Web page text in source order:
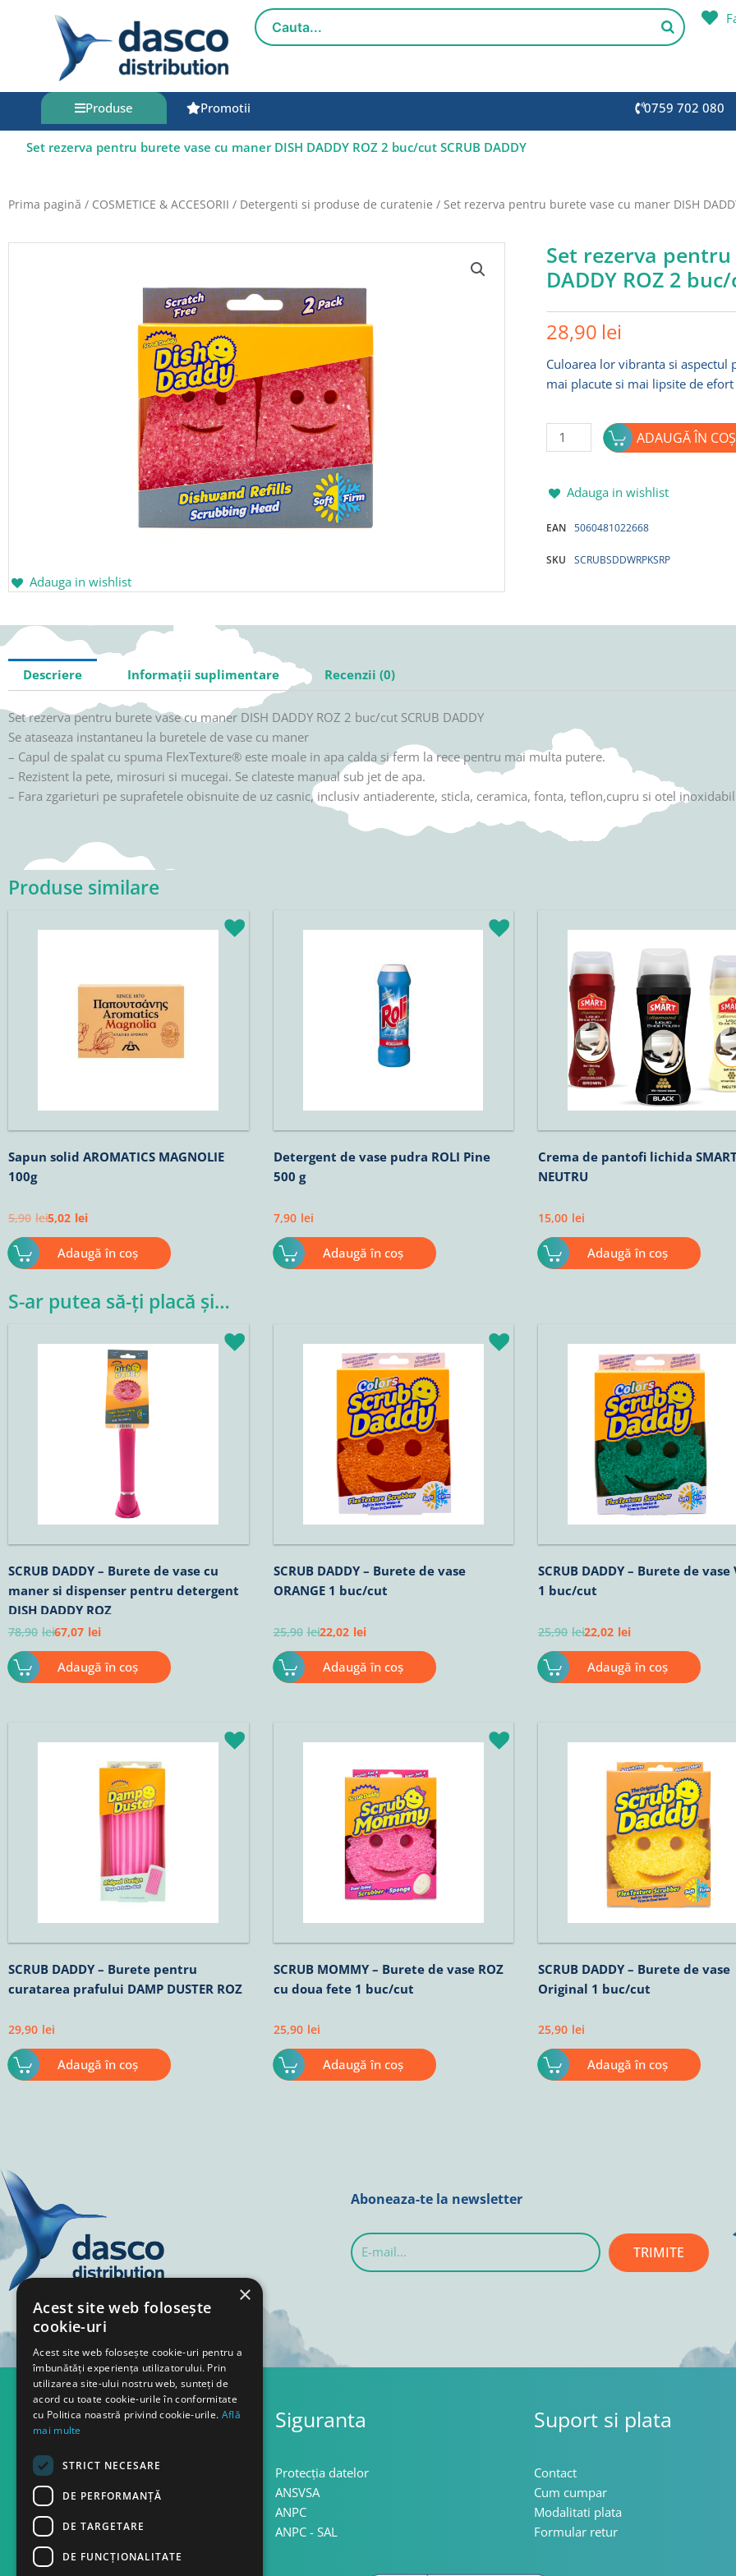
Produse Promotii 0759 702 080
Set rezerva pentru burete vase cu maner DISH DADDY ROZ 2 buc/cut SCRUB DADDY
Prima pagină / COSMETICE & ACCESORII / Detergenti si produse de curatenie / Set rezerva pentru burete vase cu maner DISH
Adauga in wishlist
Set rezerva
DADDY ROZ 2
28,90 lei
Culoarea lor vibranta si aspectul
mai placute si mai lipsite de efort
Cantitate
Set
pentru
vase
ROZ
ADAUGĂ ÎN COȘ
Adauga in wishlist
EAN 5060481022668
SKU SCRUBSDDWRPKSRP
Descriere Informații suplimentare Recenzii (0)
Set rezerva pentru burete vase cu maner DISH DADDY ROZ 2 buc/cut SCRUB DADDY
Se ataseaza instantaneu la buretele de vase cu maner
– Capul de spalat cu spuma FlexTexture® este moale in apa calda si ferm la rece pentru mai multa putere.
– Rezistent la pete, mirosuri si mucegai. Se clateste manual sub jet de apa.
– Fara zgarieturi pe suprafetele obisnuite de uz casnic, inclusiv antiaderente, sticla, ceramica, fonta, teflon,cupru si otel
Produse similare
Sapun solid AROMATICS MAGNOLIE
100g
5,90 lei
inițial
5,02 lei
curent
Adaugă în coș
Detergent de vase pudra ROLI Pine
500 g
7,90 lei
Adaugă în coș
Crema de pantofi lichida
NEUTRU
15,00 lei
Adaugă în coș
S-ar putea să-ți placă și…
SCRUB DADDY – Burete de vase cu
maner si dispenser pentru detergent
DISH DADDY ROZ
78,90 lei
inițial
67,07 lei
curent
este:
67,07lei.
Adaugă în coș
SCRUB DADDY – Burete de vase
ORANGE 1 buc/cut
25,90 lei
inițial
fost:
25,90lei.
22,02 lei
curent
este:
22,02lei.
Adaugă în coș
SCRUB DADDY – Burete de vase
1 buc/cut
25,90 lei
inițial
fost:
25,90lei.
22,02 lei
curent
este:
22,02lei.
Adaugă în coș
SCRUB DADDY – Burete pentru
curatarea prafului DAMP DUSTER ROZ
29,90 lei
Adaugă în coș
SCRUB MOMMY – Burete de vase ROZ
cu doua fete 1 buc/cut
25,90 lei
Adaugă în coș
SCRUB DADDY – Burete de vase
Original 1 buc/cut
25,90 lei
Adaugă în coș
Aboneaza-te la newsletter
E-
mail...
TRIMITE
Asistenta
Termeni si conditii
Confidentialitate
Politica cookie
Politica retur
Siguranta
Protecția datelor
ANSVSA
ANPC
ANPC - SAL
Suport si plata
Contact
Cum cumpar
Modalitati plata
Formular retur
×
Acest site web folosește
cookie-uri
Acest site web folosește cookie-uri pentru a
îmbunătăți experiența utilizatorului. Prin
utilizarea site-ului nostru web, sunteți de
acord cu toate cookie-urile în conformitate
cu Politica noastră privind cookie-urile. Află
mai multe
STRICT NECESARE
DE PERFORMANȚĂ
DE TARGETARE
DE FUNCŢIONALITATE